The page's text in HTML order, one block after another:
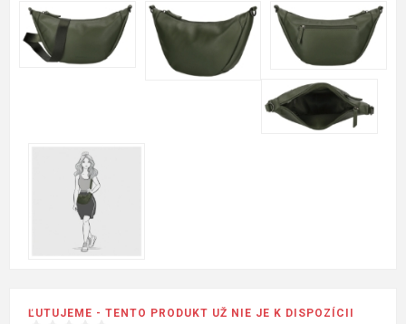
ĽUTUJEME - TENTO PRODUKT UŽ NIE JE K DISPOZÍCII